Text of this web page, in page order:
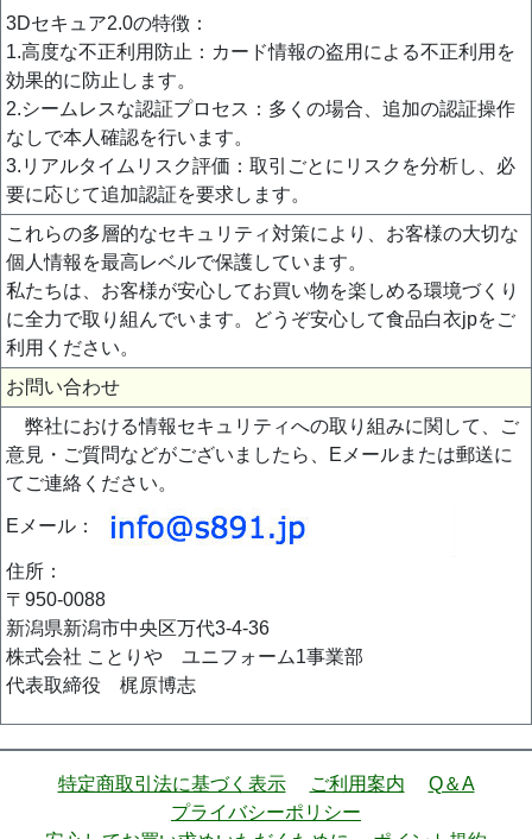
3Dセキュア2.0の特徴：
1.高度な不正利用防止：カード情報の盗用による不正利用を
効果的に防止します。
2.シームレスな認証プロセス：多くの場合、追加の認証操作
なしで本人確認を行います。
3.リアルタイムリスク評価：取引ごとにリスクを分析し、必
要に応じて追加認証を要求します。
これらの多層的なセキュリティ対策により、お客様の大切な
個人情報を最高レベルで保護しています。
私たちは、お客様が安心してお買い物を楽しめる環境づくり
に全力で取り組んでいます。どうぞ安心して食品白衣jpをご
利用ください。
お問い合わせ
弊社における情報セキュリティへの取り組みに関して、ご
意見・ご質問などがございましたら、Eメールまたは郵送に
てご連絡ください。
Eメール：
住所：
〒950-0088
新潟県新潟市中央区万代3-4-36
株式会社 ことりや ユニフォーム1事業部
代表取締役 梶原博志
特定商取引法に基づく表示 ご利用案内
Q＆A
プライバシーポリシー